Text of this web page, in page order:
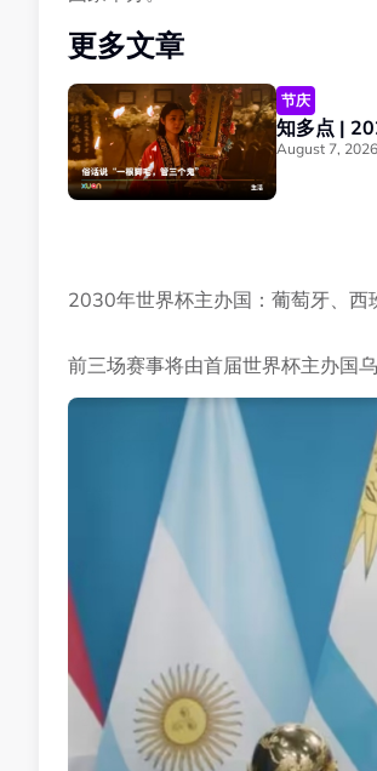
更多文章
节庆
August 7, 2026
2030年世界杯主办国：葡萄牙、西
前三场赛事将由首届世界杯主办国